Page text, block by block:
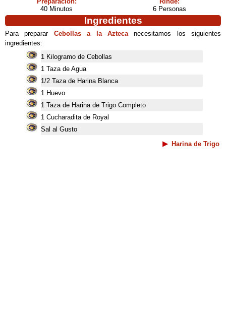
40 Minutos
6 Personas
Ingredientes
Para preparar Cebollas a la Aztecanecesitamos los siguientes
ingredientes:
1 Kilogramo de Cebollas
1 Taza de Agua
1/2 Taza de Harina Blanca
1 Huevo
1 Taza de Harina de Trigo Completo
1 Cucharadita de Royal
Sal al Gusto
Harina de Trigo